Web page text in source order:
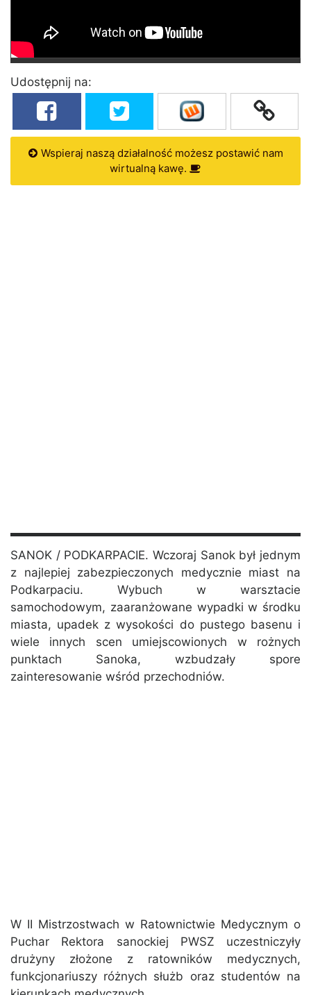
Udostępnij na:
Wspieraj naszą działalność możesz postawić nam
wirtualną kawę.
SANOK / PODKARPACIE. Wczoraj Sanok był jednym
z najlepiej zabezpieczonych medycznie miast na
Podkarpaciu. Wybuch w warsztacie
samochodowym, zaaranżowane wypadki w środku
miasta, upadek z wysokości do pustego basenu i
wiele innych scen umiejscowionych w rożnych
punktach Sanoka, wzbudzały spore
zainteresowanie wśród przechodniów.
W II Mistrzostwach w Ratownictwie Medycznym o
Puchar Rektora sanockiej PWSZ uczestniczyły
drużyny złożone z ratowników medycznych,
funkcjonariuszy różnych służb oraz studentów na